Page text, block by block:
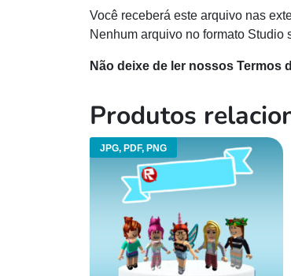
Você receberá este arquivo nas
Nenhum arquivo no formato Studio
Não deixe de ler nossos Termos
Produtos
JPG, PDF, PNG